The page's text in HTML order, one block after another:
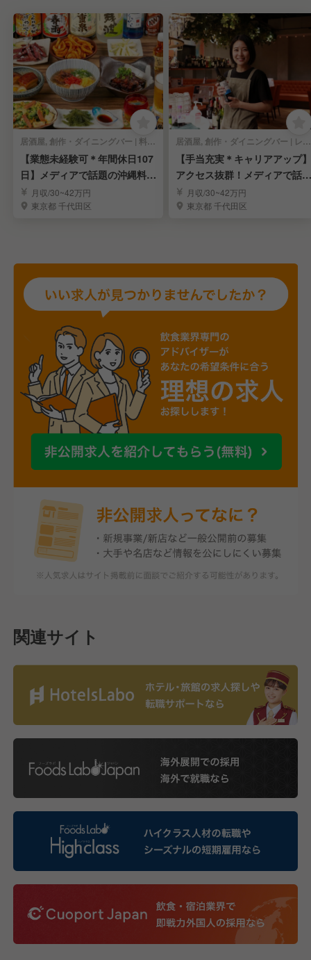
居酒屋, 創作・ダイニングバー | 料理長・料理長候補
【業態未経験可＊年間休日107
日】メディアで話題の沖縄料理
店｜東京・大手町
月収/30~42万円
東京都 千代田区
居酒屋, 創作・ダイニングバー | レストランサービス・ホールスタッフ
【手当充実＊キャリアアップ】
アクセス抜群！メディアで話題
の沖縄ダイニング
月収/30~42万円
東京都 千代田区
関連サイト